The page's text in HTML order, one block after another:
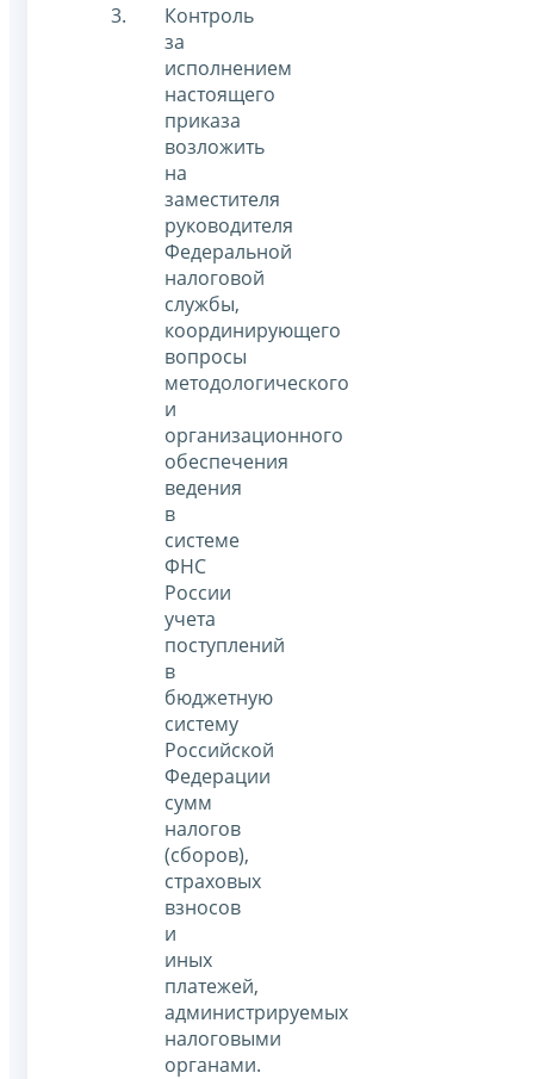
Контроль
за
исполнением
настоящего
приказа
возложить
на
заместителя
руководителя
Федеральной
налоговой
службы,
координирующего
вопросы
методологического
и
организационного
обеспечения
ведения
в
системе
ФНС
России
учета
поступлений
в
бюджетную
систему
Российской
Федерации
сумм
налогов
(сборов),
страховых
взносов
и
иных
платежей,
администрируемых
налоговыми
органами.